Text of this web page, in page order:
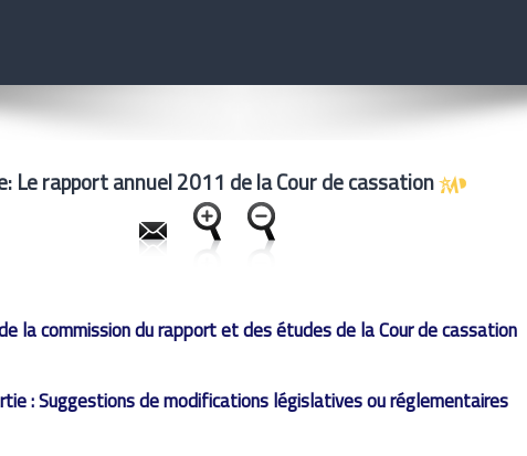
la commission du rapport et des études de la Cour de cassation
: Suggestions de modifications législatives ou réglementaires